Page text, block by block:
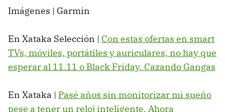
Imágenes | Garmin
En Xataka Selección | Con estas ofertas en smart
TVs, móviles, portátiles y auriculares, no hay que
esperar al 11.11 o Black Friday. Cazando Gangas
En Xataka | Pasé años sin monitorizar mi sueño
pese a tener un reloj inteligente. Ahora